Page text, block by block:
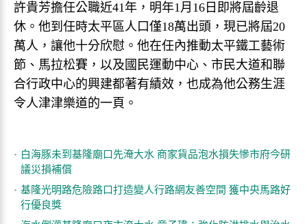
許貴芳擔任公職近41年，明年1月16日即將屆齡退
休。他到任時太平區人口僅18萬出頭，現已將屆20
萬人，讓他十分欣慰。他在任內推動太平鐵工藝術
節、馬拉松賽，以及國民運動中心、市民大道和聯
合行政中心的興建都著有績效，也成為他公務生涯
令人津津樂道的一頁。
白海豚未到基隆廟口先淹大水 商家貨品泡水損失慘市府今研
議災損補償
基隆光明路危險路口打造變人行路網友善空間 獲中央馬路好
行優良獎